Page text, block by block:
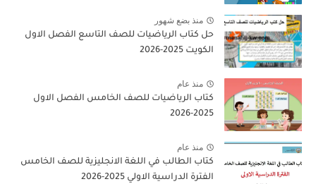
منذ بضع شهور
حل كتاب الرياضيات للصف التاسع الفصل الاول
الكويت 2025-2026
منذ عام
كتاب الرياضيات للصف الخامس الفصل الاول
2025-2026
منذ عام
كتاب الطالب في اللغة الانجليزية للصف الخامس
الفترة الدراسية الاولي 2025-2026